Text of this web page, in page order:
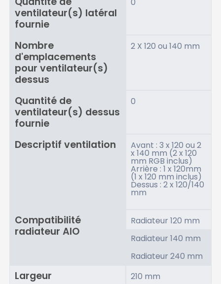
ventilateur(s) latéral
fournie
Nombre
d'emplacements
pour ventilateur(s)
dessus
2 X 120 ou 140 mm
Quantité de
ventilateur(s) dessus
fournie
0
Descriptif ventilation Avant : 3 x 120 ou 2
x 140 mm (2 x 120
mm RGB inclus)
Arrière : 1 x 120mm
(1 x 120 mm inclus)
Dessus : 2 x 120/140
mm
Compatibilité
radiateur AIO
Radiateur 120 mm
Radiateur 140 mm
Radiateur 240 mm
Largeur 210 mm